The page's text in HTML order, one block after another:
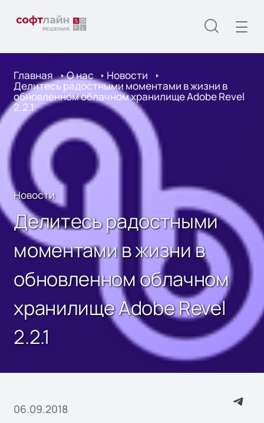
Главная О нас Новости
Делитесь радостными моментами в жизни в
обновленном облачном хранилище Adobe Revel
2.2.1
Новости
Делитесь радостными
моментами в жизни в
обновленном облачном
хранилище Adobe Revel
2.2.1
06.09.2018